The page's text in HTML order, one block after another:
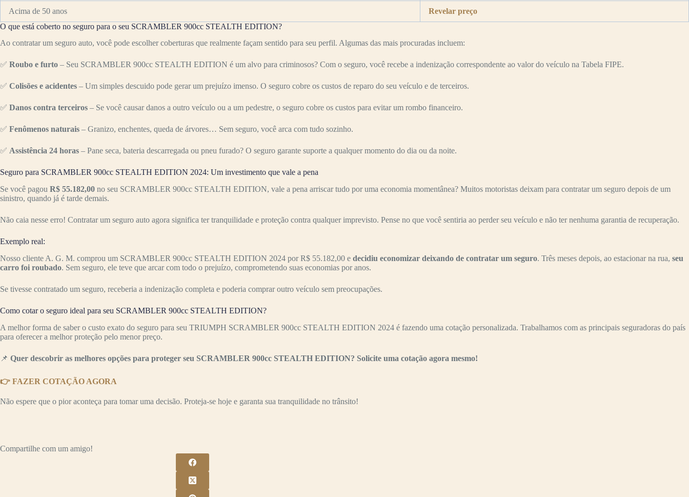
Acima de 50 anos
Revelar preço
O que está coberto no seguro para o seu SCRAMBLER 900cc STEALTH EDITION?
Ao contratar um seguro auto, você pode escolher coberturas que realmente façam sentido para seu perfil. Algumas das mais procuradas incluem:
✅ Roubo e furto – Seu SCRAMBLER 900cc STEALTH EDITION é um alvo para criminosos? Com o seguro, você recebe a indenização correspondente ao valor do veículo na Tabela FIPE.
✅ Colisões e acidentes – Um simples descuido pode gerar um prejuízo imenso. O seguro cobre os custos de reparo do seu veículo e de terceiros.
✅ Danos contra terceiros – Se você causar danos a outro veículo ou a um pedestre, o seguro cobre os custos para evitar um rombo financeiro.
✅ Fenômenos naturais – Granizo, enchentes, queda de árvores… Sem seguro, você arca com tudo sozinho.
✅ Assistência 24 horas – Pane seca, bateria descarregada ou pneu furado? O seguro garante suporte a qualquer momento do dia ou da noite.
Seguro para SCRAMBLER 900cc STEALTH EDITION 2024: Um investimento que vale a pena
Se você pagou R$ 55.182,00 no seu SCRAMBLER 900cc STEALTH EDITION, vale a pena arriscar tudo por uma economia momentânea? Muitos motoristas deixam para contratar um seguro depois de um
sinistro, quando já é tarde demais.
Não caia nesse erro! Contratar um seguro auto agora significa ter tranquilidade e proteção contra qualquer imprevisto. Pense no que você sentiria ao perder seu veículo e não ter nenhuma garantia de recuperação.
Exemplo real:
Nosso cliente A. G. M. comprou um SCRAMBLER 900cc STEALTH EDITION 2024 por R$ 55.182,00 e decidiu economizar deixando de contratar um seguro. Três meses depois, ao estacionar na rua, seu
carro foi roubado. Sem seguro, ele teve que arcar com todo o prejuízo, comprometendo suas economias por anos.
Se tivesse contratado um seguro, receberia a indenização completa e poderia comprar outro veículo sem preocupações.
Como cotar o seguro ideal para seu SCRAMBLER 900cc STEALTH EDITION?
A melhor forma de saber o custo exato do seguro para seu TRIUMPH SCRAMBLER 900cc STEALTH EDITION 2024 é fazendo uma cotação personalizada. Trabalhamos com as principais seguradoras do país
para oferecer a melhor proteção pelo menor preço.
📌 Quer descobrir as melhores opções para proteger seu SCRAMBLER 900cc STEALTH EDITION? Solicite uma cotação agora mesmo!
👉 FAZER COTAÇÃO AGORA
Não espere que o pior aconteça para tomar uma decisão. Proteja-se hoje e garanta sua tranquilidade no trânsito!
Compartilhe com um amigo!